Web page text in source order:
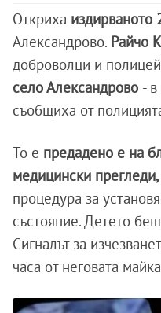
Откриха издирваното
Александрово. Райчо
доброволци и
село Александрово -
съобщиха от
То е предадено е на
медицински прегледи,
процедура за
състояние. Детето
Сигналът за
часа от неговата